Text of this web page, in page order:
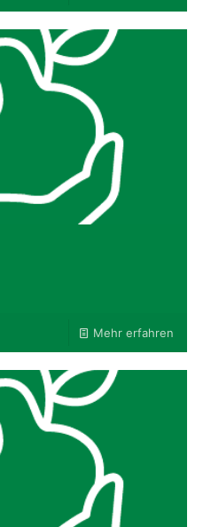
Mehr erfahren